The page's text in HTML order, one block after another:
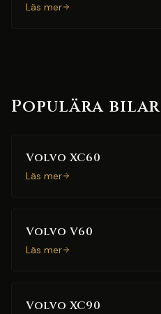
Läs mer
Populära bilar
Volvo XC60
Läs mer
Volvo V60
Läs mer
Volvo XC90